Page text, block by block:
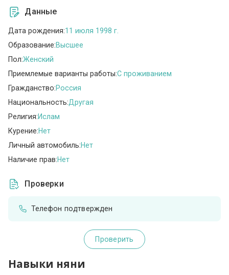
Данные
Дата рождения:11 июля 1998 г.
Образование:Высшее
Пол:Женский
Приемлемые варианты работы:C проживанием
Гражданство:Россия
Национальность:Другая
Религия:Ислам
Курение:Нет
Личный автомобиль:Нет
Наличие прав:Нет
Проверки
Телефон подтвержден
Проверить
Навыки няни